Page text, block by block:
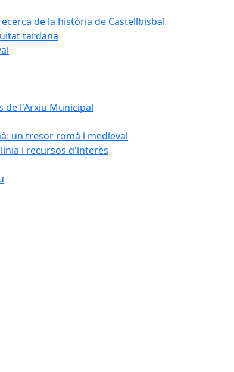
de la història de Castellbisbal
tardana
de l'Arxiu Municipal
un tresor romà i medieval
i recursos d'interès